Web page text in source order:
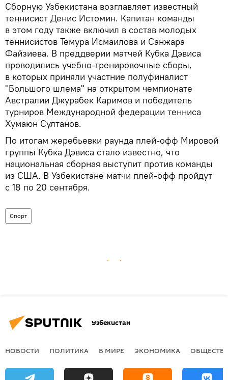
Сборную Узбекистана возглавляет известный
теннисист Денис Истомин. Капитан команды
в этом году также включил в состав молодых
теннисистов Темура Исмаилова и Санжара
Файзиева. В преддверии матчей Кубка Дэвиса
проводились учебно-тренировочные сборы,
в которых приняли участние полуфиналист
"Большого шлема" на открытом чемпионате
Австралии Джурабек Каримов и победитель
турниров Международной федерации тенниса
Хумаюн Султанов.
По итогам жеребьевки раунда плей-офф Мировой
группы Кубка Дэвиса стало известно, что
национальная сборная выступит против команды
из США. В Узбекистане матчи плей-офф пройдут
с 18 по 20 сентября.
Спорт
Узбекистан
НОВОСТИ ПОЛИТИКА В МИРЕ ЭКОНОМИКА